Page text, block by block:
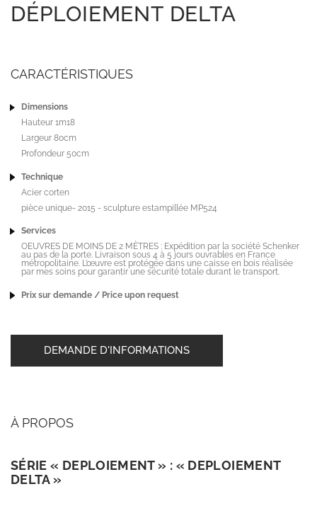
DÉPLOIEMENT DELTA
CARACTÉRISTIQUES
Dimensions
Hauteur 1m18
Largeur 80cm
Profondeur 50cm
Technique
Acier corten
pièce unique- 2015 - sculpture estampillée MP524
Services
OEUVRES DE MOINS DE 2 MÈTRES : Expédition par la société Schenker
au pas de la porte. Livraison sous 4 à 5 jours ouvrables en France
métropolitaine. L’œuvre est protégée dans une caisse en bois réalisée
par mes soins pour garantir une sécurité totale durant le transport.
Prix sur demande / Price upon request
DEMANDE D'INFORMATIONS
À PROPOS
SÉRIE « DEPLOIEMENT » : « DEPLOIEMENT
DELTA »